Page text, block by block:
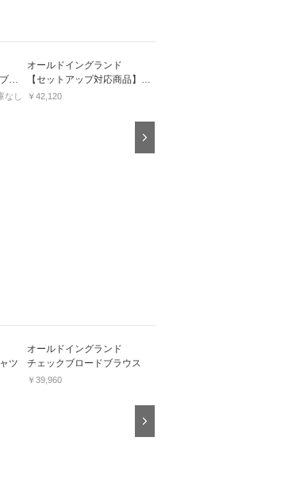
バックリボンハイネックブラウス
なし
オールドイングランド
【セットアップ対応商品】圧縮ジャージースカート
￥42,120
ツ
オールドイングランド
チェックブロードブラウス
￥39,960